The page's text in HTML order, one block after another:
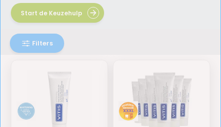
Filters
Start de Keuzehulp